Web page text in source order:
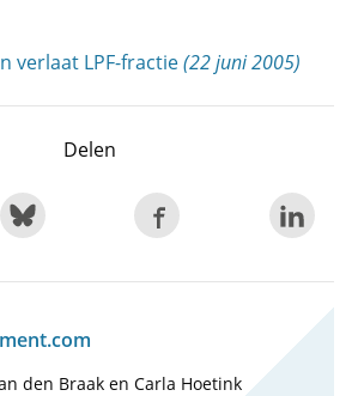
verlaat LPF-fractie(22 juni 2005)
Delen
den Braak en Carla Hoetink